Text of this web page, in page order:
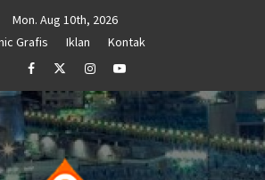
Mon. Aug 10th, 2026
Grafis
Iklan
Kontak
FacebookTwitterInstagramYoutube